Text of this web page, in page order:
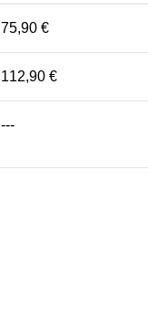
75,90 €
112,90 €
---